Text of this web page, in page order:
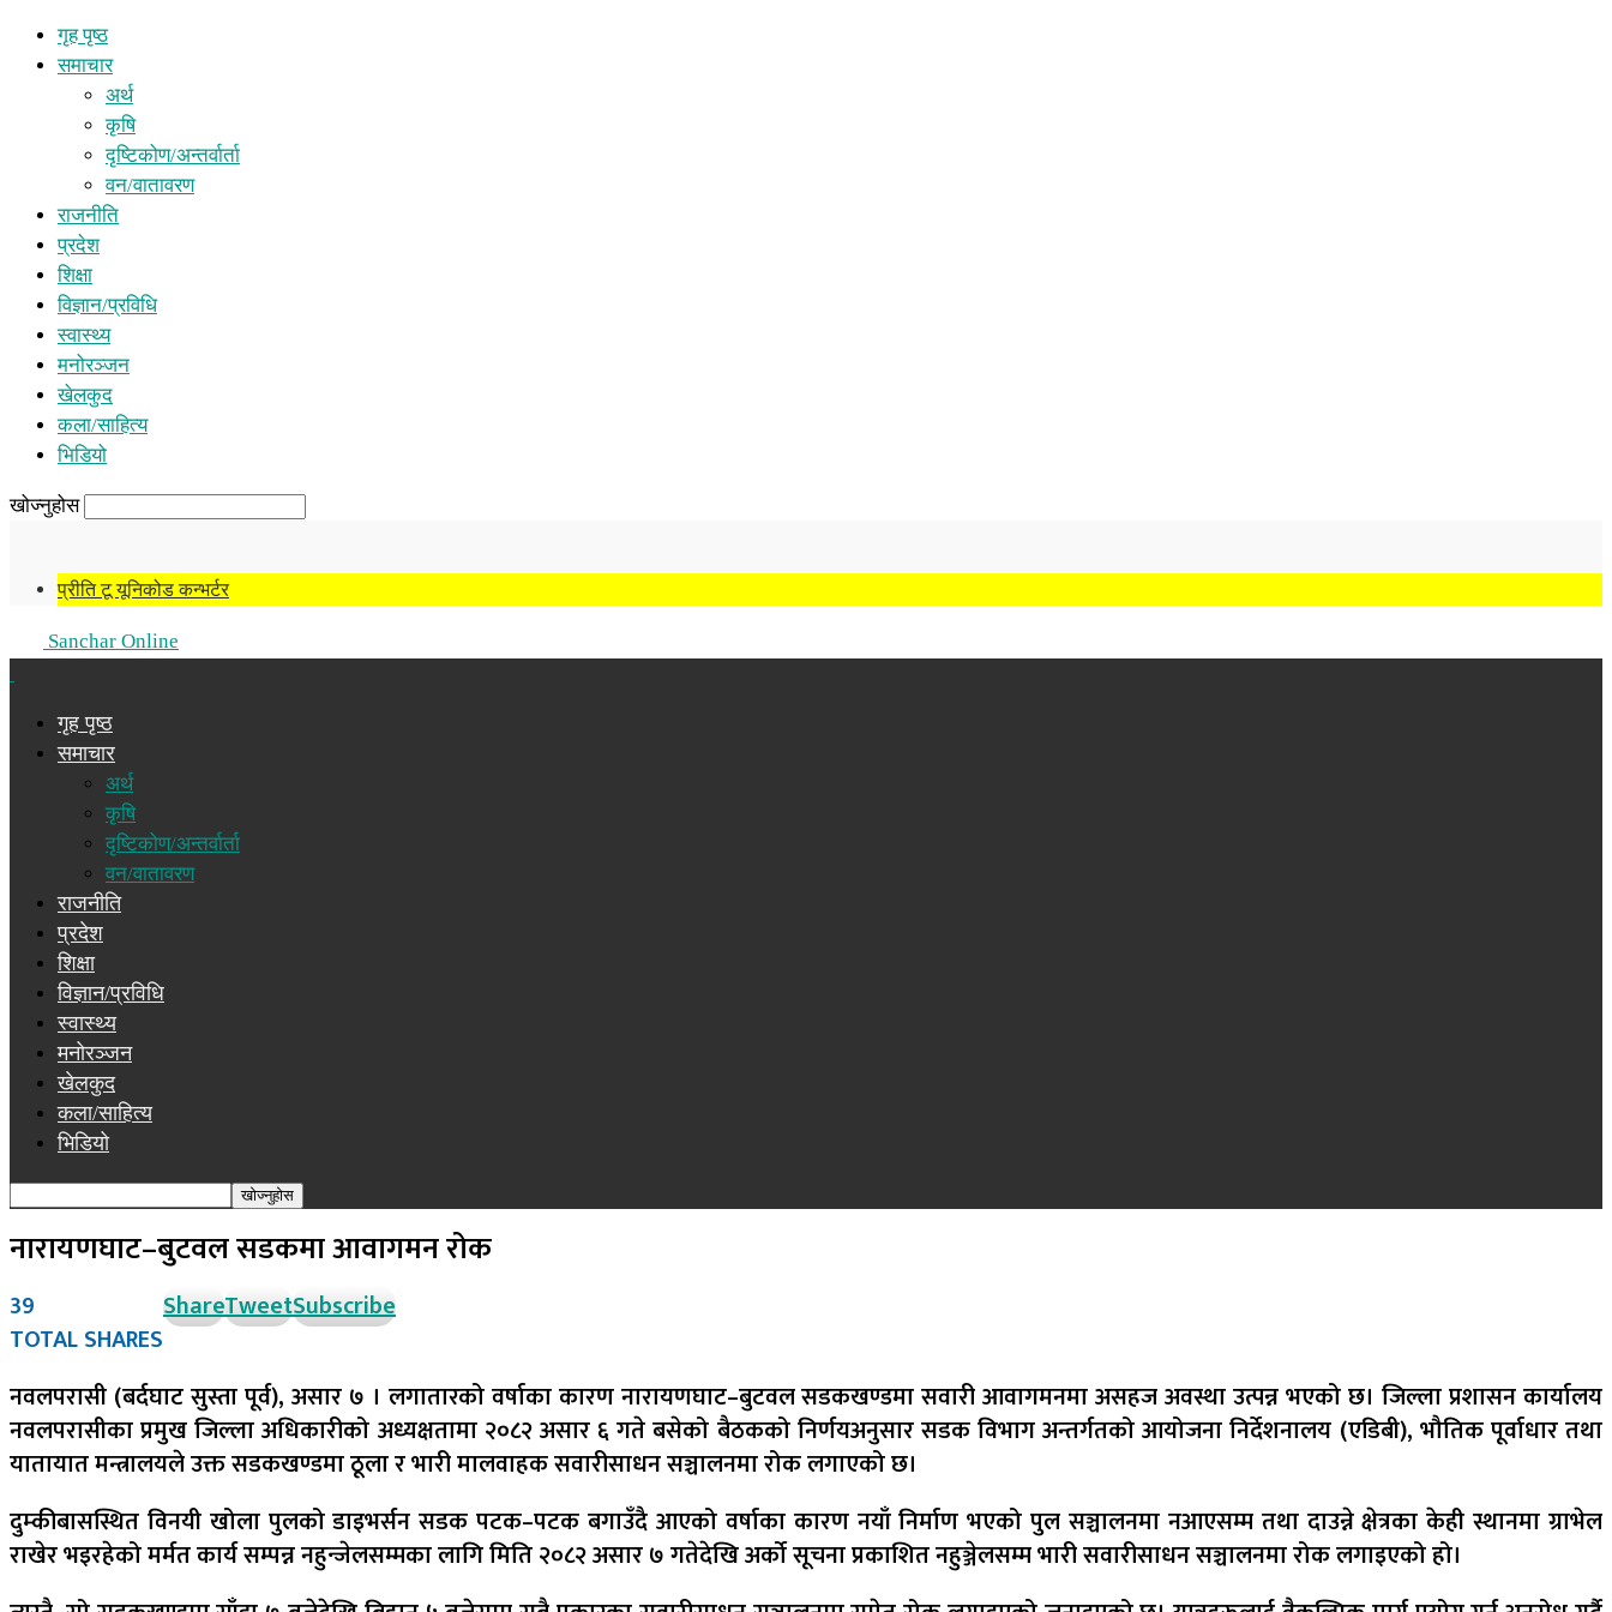
गृह पृष्ठ
समाचार
अर्थ
कृषि
दृष्टिकोण/अन्तर्वार्ता
वन/वातावरण
राजनीति
प्रदेश
शिक्षा
विज्ञान/प्रविधि
स्वास्थ्य
मनोरञ्जन
खेलकुद
कला/साहित्य
भिडियो
खोज्नुहोस
प्रीति टू यूनिकोड कन्भर्टर
Sanchar Online
गृह पृष्ठ
समाचार
अर्थ
कृषि
दृष्टिकोण/अन्तर्वार्ता
वन/वातावरण
राजनीति
प्रदेश
शिक्षा
विज्ञान/प्रविधि
स्वास्थ्य
मनोरञ्जन
खेलकुद
कला/साहित्य
भिडियो
नारायणघाट–बुटवल सडकमा आवागमन रोक
39
TOTAL SHARES
ShareTweetSubscribe
नवलपरासी (बर्दघाट सुस्ता पूर्व), असार ७ । लगातारको वर्षाका कारण नारायणघाट–बुटवल सडकखण्डमा सवारी आवागमनमा असहज अवस्था उत्पन्न भएको छ। जिल्ला प्रशासन कार्यालय
नवलपरासीका प्रमुख जिल्ला अधिकारीको अध्यक्षतामा २०८२ असार ६ गते बसेको बैठकको निर्णयअनुसार सडक विभाग अन्तर्गतको आयोजना निर्देशनालय (एडिबी), भौतिक पूर्वाधार तथा
यातायात मन्त्रालयले उक्त सडकखण्डमा ठूला र भारी मालवाहक सवारीसाधन सञ्चालनमा रोक लगाएको छ।
दुम्कीबासस्थित विनयी खोला पुलको डाइभर्सन सडक पटक–पटक बगाउँदै आएको वर्षाका कारण नयाँ निर्माण भएको पुल सञ्चालनमा नआएसम्म तथा दाउन्ने क्षेत्रका केही स्थानमा ग्राभेल
राखेर भइरहेको मर्मत कार्य सम्पन्न नहुन्जेलसम्मका लागि मिति २०८२ असार ७ गतेदेखि अर्को सूचना प्रकाशित नहुञ्जेलसम्म भारी सवारीसाधन सञ्चालनमा रोक लगाइएको हो।